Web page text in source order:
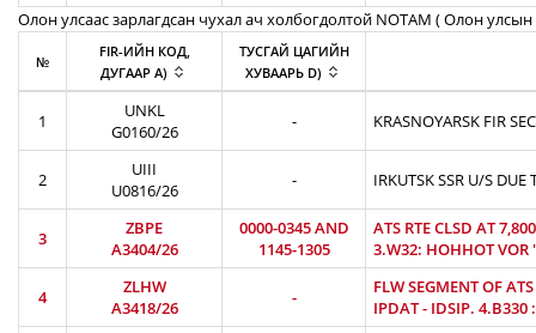
Олон улсаас зарлагдсан чухал ач холбогдолтой NOTAM ( Олон улсын
№
FIR-ИЙН КОД,
ДУГААР A)
ТУСГАЙ ЦАГИЙН
ХУВААРЬ D)
1
UNKL
G0160/26
- KRASNOYARSK FIR
2
UIII
U0816/26
- IRKUTSK SSR U/S DUE
3
ZBPE
A3404/26
0000-0345 AND
1145-1305
ATS RTE CLSD AT
3.W32: HOHHOT VOR
4
ZLHW
A3418/26
-
FLW SEGMENT OF
IPDAT - IDSIP. 4.B330